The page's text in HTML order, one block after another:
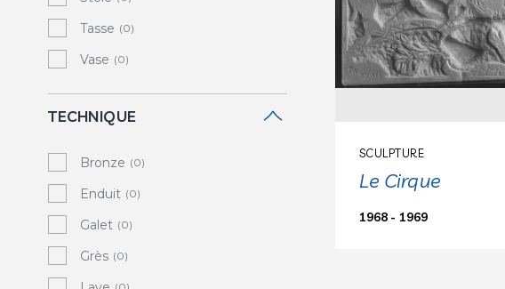
Tasse (0)
Vase (0)
TECHNIQUE
Bronze (0)
Enduit (0)
Galet (0)
Grès (0)
SCULPTURE
Le Cirque
1968 - 1969